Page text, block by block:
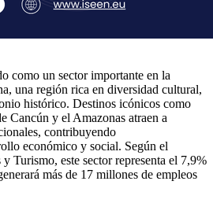
como un sector importante en la
una región rica en diversidad cultural,
histórico. Destinos icónicos como
Cancún y el Amazonas atraen a
contribuyendo
económico y social. Según el
Turismo, este sector representa el 7,9%
más de 17 millones de empleos